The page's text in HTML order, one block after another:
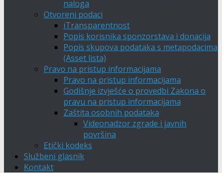
naloga
Otvoreni podaci
iTransparentnost
Popis korisnika sponzorstava i donacija
Popis skupova podataka s metapodacima
(Asset lista)
Pravo na pristup informacijama
Pravo na pristup informacijama
Godišnje izvješće o provedbi Zakona o
pravu na pristup informacijama
Zaštita osobnih podataka
Videonadzor zgrade i javnih
površina
Etički kodeks
Službeni glasnik
Kontakt